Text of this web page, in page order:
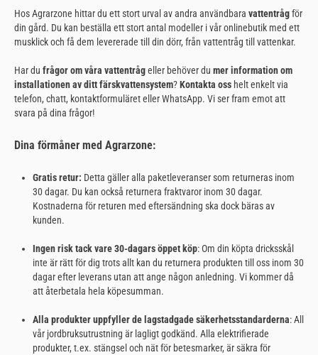
Hos Agrarzone hittar du ett stort urval av andra användbara vattentrågför
din gård. Du kan beställa ett stort antal modeller i vår onlinebutik med ett
musklick och få dem levererade till din dörr, från vattentråg till vattenkar.
Har du frågor om våra vattentrågeller behöver du mer information om
installationen av ditt färskvattensystem?Kontakta oss helt enkelt via
telefon, chatt, kontaktformuläret eller WhatsApp. Vi ser fram emot att
svara på dina frågor!
Dina förmåner med Agrarzone:
Gratis retur: Detta gäller alla paketleveranser som returneras inom
30 dagar. Du kan också returnera fraktvaror inom 30 dagar.
Kostnaderna för returen med eftersändning ska dock bäras av
kunden.
Ingen risk tack vare 30-dagars öppet köp: Om din köpta dricksskål
inte är rätt för dig trots allt kan du returnera produkten till oss inom 30
dagar efter leverans utan att ange någon anledning. Vi kommer då
att återbetala hela köpesumman.
Alla produkter uppfyller de lagstadgade säkerhetsstandarderna: All
vår jordbruksutrustning är lagligt godkänd. Alla elektrifierade
produkter, t.ex. stängsel och nät för betesmarker, är säkra för